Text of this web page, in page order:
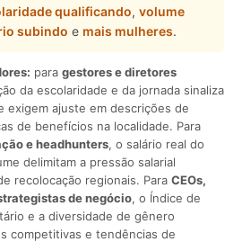
qualificando, volume
subindo e mais mulheres.
para gestores e diretores
da escolaridade e da jornada sinaliza
exigem ajuste em descrições de
de benefícios na localidade. Para
e headhunters, o salário real do
delimitam a pressão salarial
recolocação regionais. Para CEOs,
de negócio, o Índice de
e a diversidade de gênero
competitivas e tendências de